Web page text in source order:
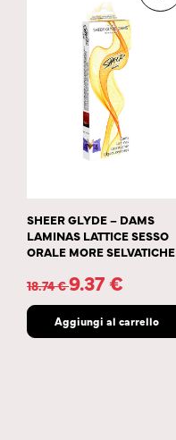
SHEER GLYDE – DAMS
LAMINAS LATTICE SESSO
ORALE MORE SELVATICHE
18.74€9.37€
Aggiungi al carrello